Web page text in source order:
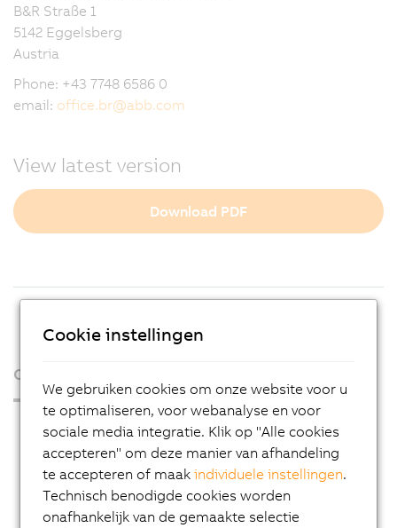
B&R Straße 1
5142 Eggelsberg
Austria
Phone: +43 7748 6586 0
email: office.br@abb.com
View latest version
Download PDF
Over ons
Press Room
Blog
AutoMates
Email news service
Cookie instellingen
We gebruiken cookies om onze website voor u
te optimaliseren, voor webanalyse en voor
sociale media integratie. Klik op "Alle cookies
accepteren" om deze manier van afhandeling
te accepteren of maakindividuele instellingen.
Technisch benodigde cookies worden
onafhankelijk van de gemaakte selectie